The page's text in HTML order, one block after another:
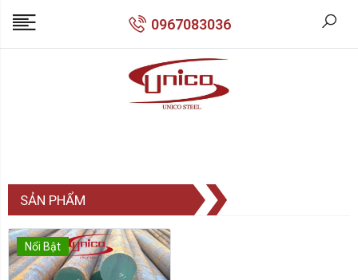
0967083036
SẢN PHẨM
Nổi Bật